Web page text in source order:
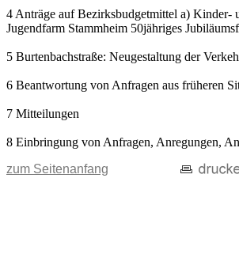
4 Anträge auf Bezirksbudgetmittel a) Kinder-
Jugendfarm Stammheim 50jähriges
5 Burtenbachstraße: Neugestaltung der
6 Beantwortung von Anfragen aus früheren
7 Mitteilungen
8 Einbringung von Anfragen, Anregungen,
zum Seitenanfang